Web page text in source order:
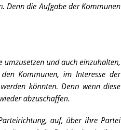
Denn die Aufgabe der Kommunen
umzusetzen und auch einzuhalten,
Kommunen, im Interesse der
könnten. Denn wenn diese
abzuschaffen.
auf, über ihre Partei